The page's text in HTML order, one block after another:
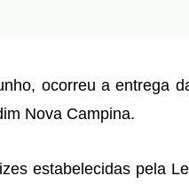
ocorreu a entrega
Nova Campina.
estabelecidas pela